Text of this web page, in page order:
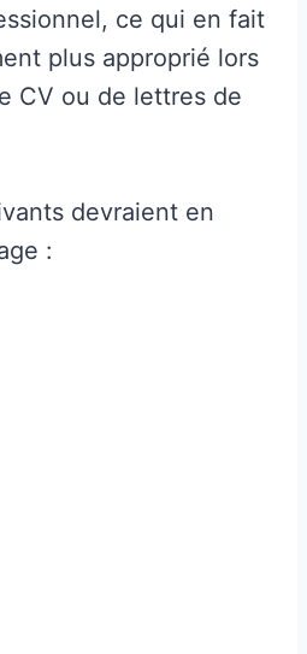
ce qui en fait
plus approprié lors
CV ou de lettres de
devraient en
: